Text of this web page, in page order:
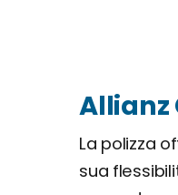
Allianz
La polizza
sua